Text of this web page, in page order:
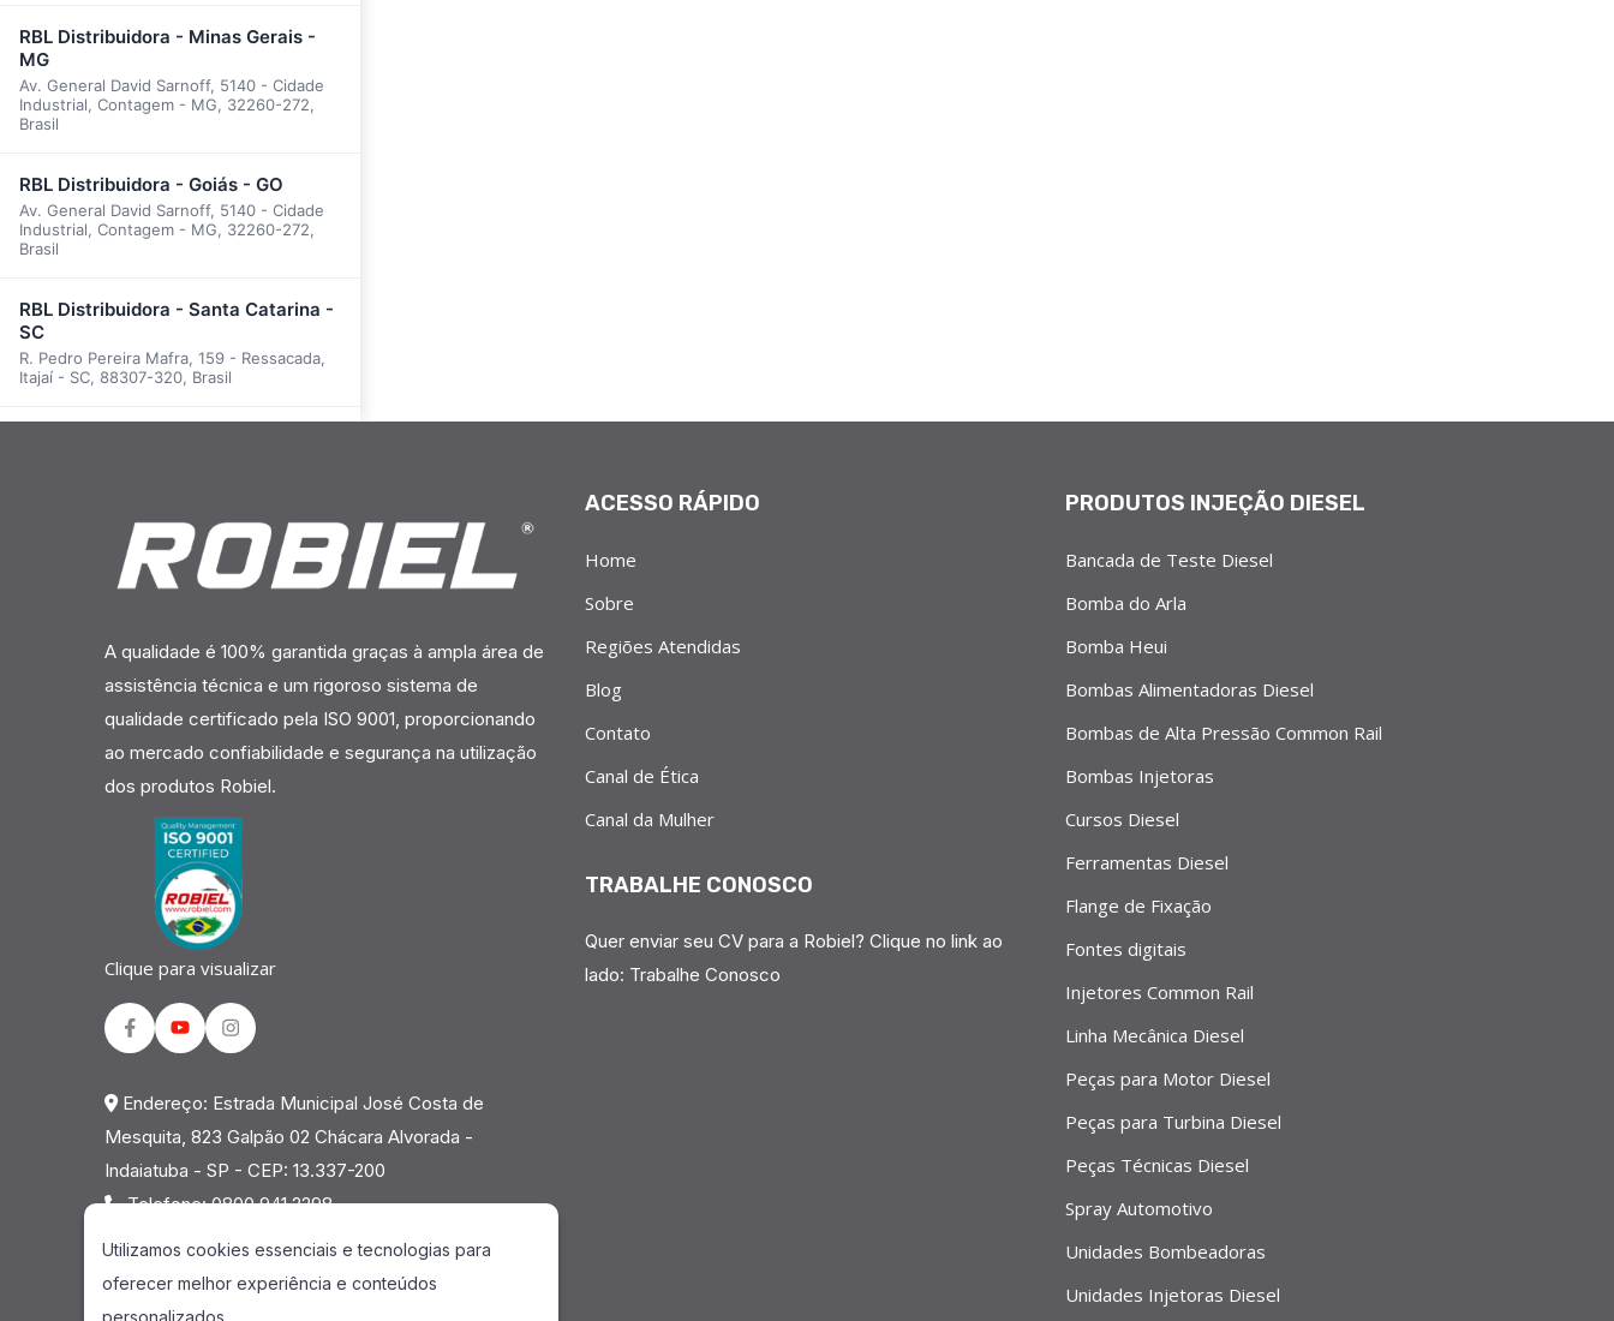
RBL Distribuidora - Minas Gerais -
MG
Av. General David Sarnoff, 5140 - Cidade
Industrial, Contagem - MG, 32260-272,
Brasil
RBL Distribuidora - Goiás - GO
Av. General David Sarnoff, 5140 - Cidade
Industrial, Contagem - MG, 32260-272,
Brasil
RBL Distribuidora - Santa Catarina -
SC
R. Pedro Pereira Mafra, 159 - Ressacada,
Itajaí - SC, 88307-320, Brasil
RBL Distribuidora - Mato Grosso -
RBL Distribuidora - Paraná - PR
Av. Jinroku Kubota, 2751 - Jardim
WITA Distribuidora de Auto Peças -
Av. J.K., 2407 - a - St. 4, Jaru - RO, 76890-
A qualidade é 100% garantida graças à ampla área de
assistência técnica e um rigoroso sistema de
qualidade certificado pela ISO 9001, proporcionando
ao mercado confiabilidade e segurança na utilização
dos produtos Robiel.
Clique para visualizar
FacebookYoutubeInstagram
Endereço: Estrada Municipal José Costa de
Mesquita, 823 Galpão 02 Chácara Alvorada -
Indaiatuba - SP - CEP: 13.337-200
Telefone: 0800 941 2298
ACESSO RÁPIDO
Home
Sobre
Regiões Atendidas
Blog
Contato
Canal de Ética
Canal da Mulher
TRABALHE CONOSCO
Quer enviar seu CV para a Robiel? Clique no link ao
lado: Trabalhe Conosco
PRODUTOS INJEÇÃO DIESEL
Bancada de Teste Diesel
Bomba do Arla
Bomba Heui
Bombas Alimentadoras Diesel
Bombas de Alta Pressão Common Rail
Bombas Injetoras
Cursos Diesel
Ferramentas Diesel
Flange de Fixação
Fontes digitais
Injetores Common Rail
Linha Mecânica Diesel
Peças para Motor Diesel
Peças para Turbina Diesel
Peças Técnicas Diesel
Spray Automotivo
Unidades Bombeadoras
Unidades Injetoras Diesel
Utilizamos cookies essenciais e tecnologias para
oferecer melhor experiência e conteúdos
personalizados.